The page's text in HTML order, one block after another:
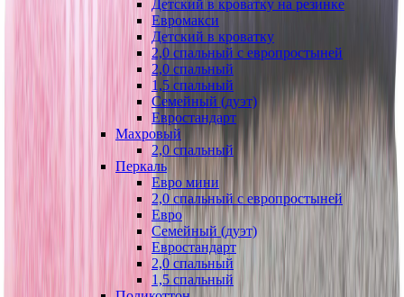
Детский в кроватку на резинке
Евромакси
Детский в кроватку
2,0 спальный с европростыней
2,0 спальный
1,5 спальный
Семейный (дуэт)
Евростандарт
Махровый
2,0 спальный
Перкаль
Евро мини
2,0 спальный с европростыней
Евро
Семейный (дуэт)
Евростандарт
2,0 спальный
1,5 спальный